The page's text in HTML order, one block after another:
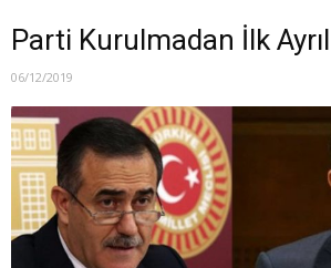
Parti Kurulmadan İlk
06/12/2019